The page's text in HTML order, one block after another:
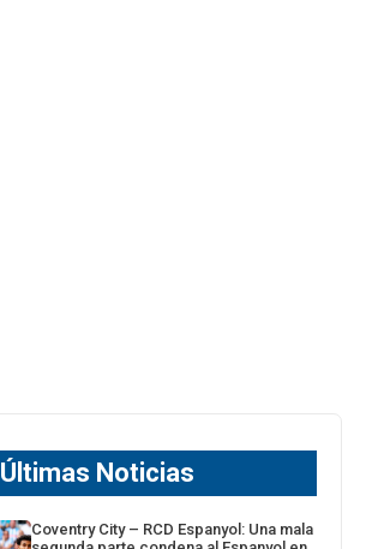
Últimas Noticias
Coventry City – RCD Espanyol: Una mala